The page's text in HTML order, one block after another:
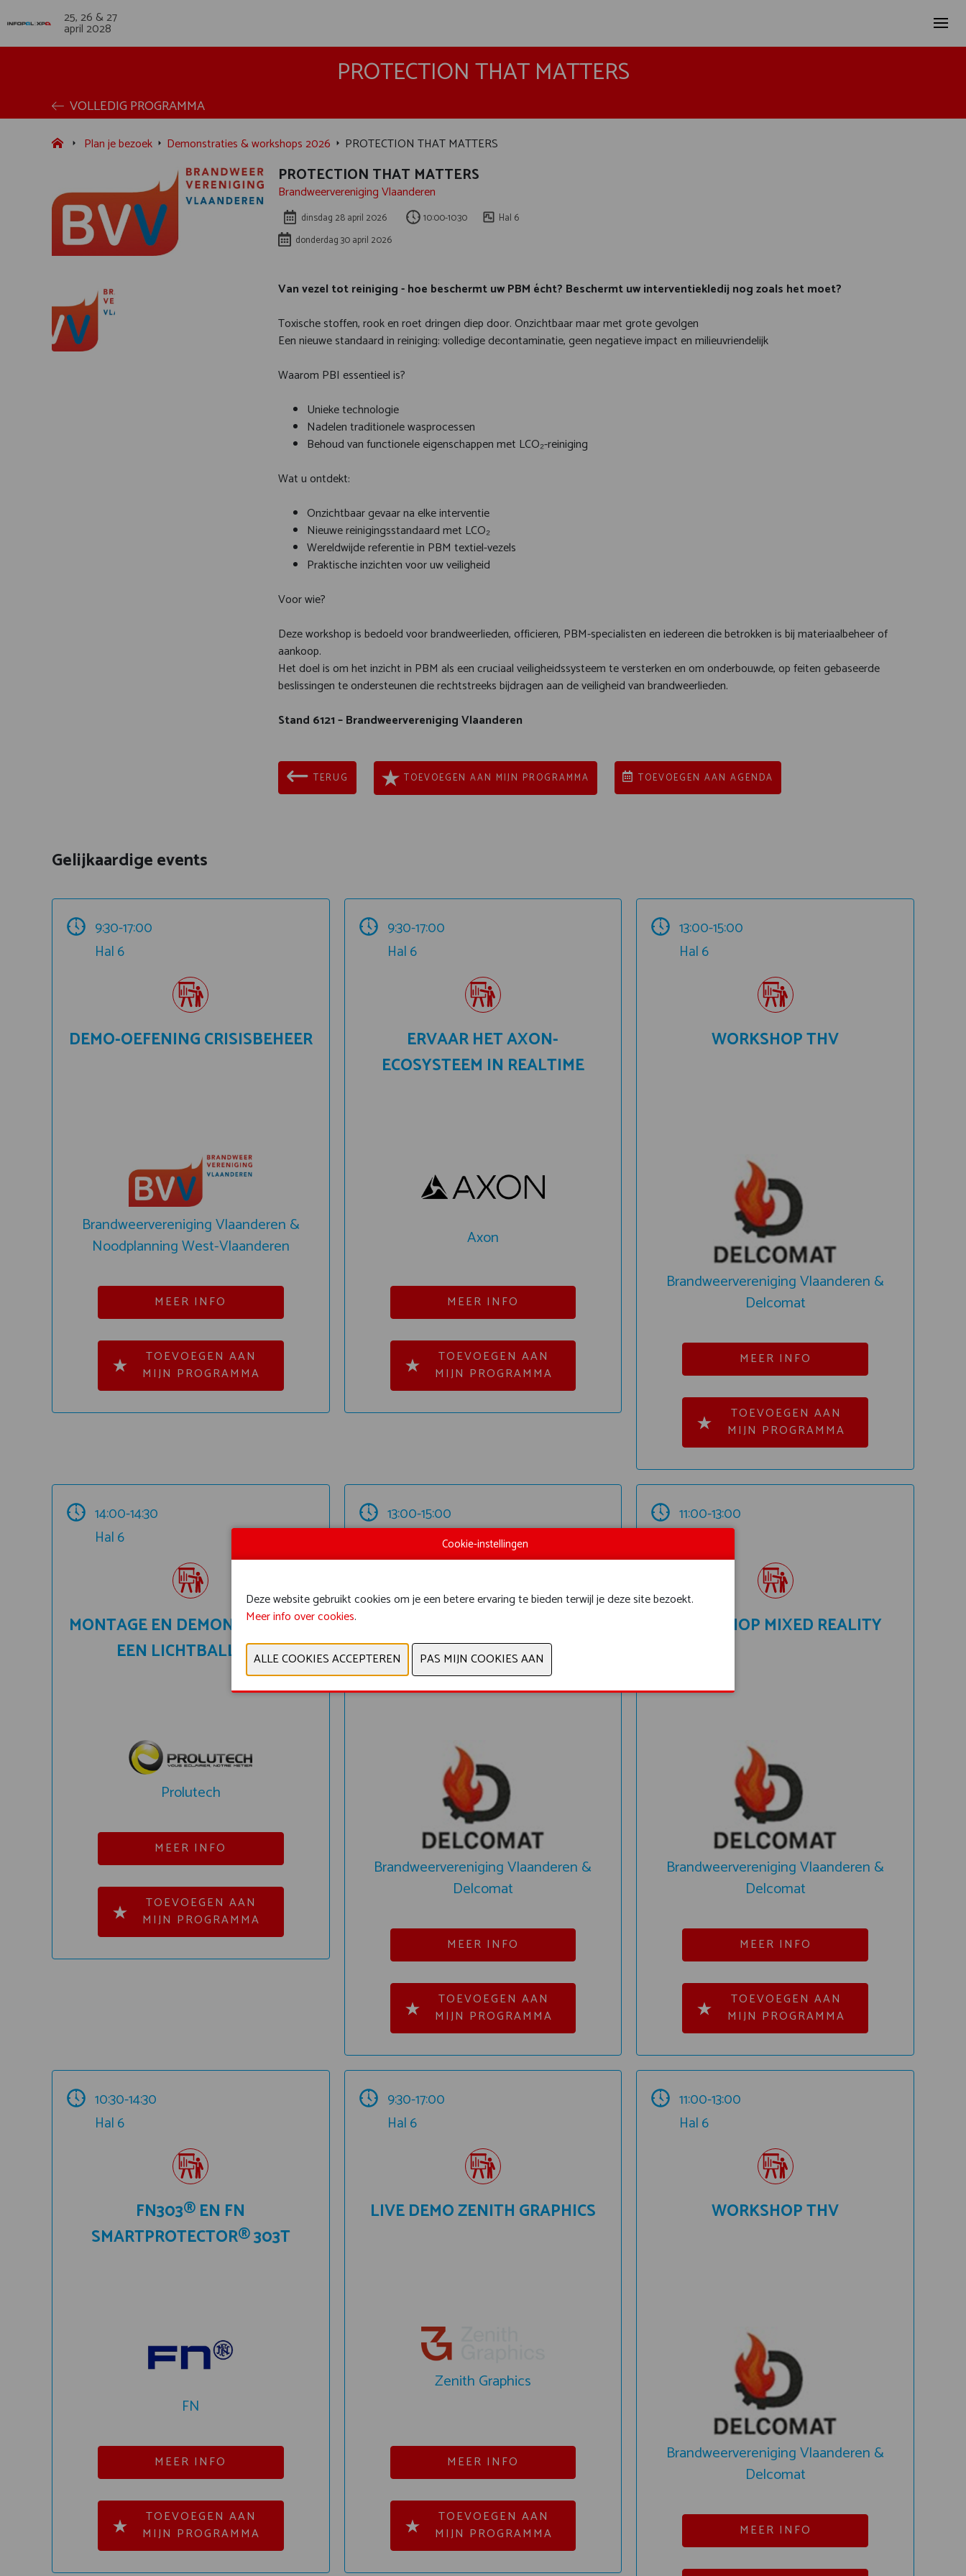
25, 26 & 27
april 2028
PROTECTION THAT MATTERS
VOLLEDIG PROGRAMMA
Plan je bezoek Demonstraties & workshops 2026 PROTECTION THAT MATTERS
PROTECTION THAT MATTERS
Brandweervereniging Vlaanderen
dinsdag 28 april 2026
donderdag 30 april 2026
10:00-10:30 Hal 6
Van vezel tot reiniging - hoe beschermt uw PBM écht? Beschermt uw interventiekledij nog zoals het moet?
Toxische stoffen, rook en roet dringen diep door. Onzichtbaar maar met grote gevolgen
Een nieuwe standaard in reiniging: volledige decontaminatie, geen negatieve impact en milieuvriendelijk
Waarom PBI essentieel is?
Unieke technologie
Nadelen traditionele wasprocessen
Behoud van functionele eigenschappen met LCO₂-reiniging
Wat u ontdekt:
Onzichtbaar gevaar na elke interventie
Nieuwe reinigingsstandaard met LCO₂
Wereldwijde referentie in PBM textiel-vezels
Praktische inzichten voor uw veiligheid
Voor wie?
Deze workshop is bedoeld voor brandweerlieden, officieren, PBM-specialisten en iedereen die betrokken is bij materiaalbeheer of
aankoop.
Het doel is om het inzicht in PBM als een cruciaal veiligheidssysteem te versterken en om onderbouwde, op feiten gebaseerde
beslissingen te ondersteunen die rechtstreeks bijdragen aan de veiligheid van brandweerlieden.
Stand 6121 – Brandweervereniging Vlaanderen
TERUG TOEVOEGEN AAN MIJN PROGRAMMA TOEVOEGEN AAN AGENDA
Gelijkaardige events
9:30-17:00
Hal 6
DEMO-OEFENING CRISISBEHEER
Brandweervereniging Vlaanderen &
Noodplanning West-Vlaanderen
MEER INFO
TOEVOEGEN AAN
MIJN PROGRAMMA
9:30-17:00
Hal 6
ERVAAR HET AXON-
ECOSYSTEEM IN REALTIME
Axon
MEER INFO
TOEVOEGEN AAN
MIJN PROGRAMMA
13:00-15:00
Hal 6
WORKSHOP THV
Brandweervereniging Vlaanderen &
Delcomat
MEER INFO
TOEVOEGEN AAN
MIJN PROGRAMMA
14:00-14:30
Hal 6
MONTAGE EN DEMONTAGE VAN
EEN LICHTBALLON.
Prolutech
MEER INFO
TOEVOEGEN AAN
MIJN PROGRAMMA
13:00-15:00
Brandweervereniging Vlaanderen &
Delcomat
MEER INFO
TOEVOEGEN AAN
MIJN PROGRAMMA
11:00-13:00
WORKSHOP MIXED REALITY
Brandweervereniging Vlaanderen &
Delcomat
MEER INFO
TOEVOEGEN AAN
MIJN PROGRAMMA
10:30-14:30
Hal 6
FN303® EN FN
SMARTPROTECTOR® 303T
FN
MEER INFO
TOEVOEGEN AAN
MIJN PROGRAMMA
9:30-17:00
Hal 6
LIVE DEMO ZENITH GRAPHICS
Zenith Graphics
MEER INFO
TOEVOEGEN AAN
MIJN PROGRAMMA
11:00-13:00
Hal 6
WORKSHOP THV
Brandweervereniging Vlaanderen &
Delcomat
MEER INFO
Cookie-instellingen
Deze website gebruikt cookies om je een betere ervaring te bieden terwijl je deze site bezoekt.
Meer info over cookies.